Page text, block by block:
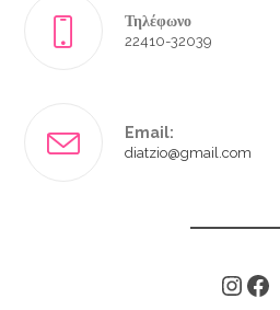
Τηλέφωνο
22410-32039
Email:
diatzio@gmail.com